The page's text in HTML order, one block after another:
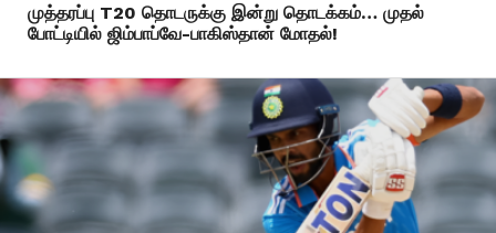
முத்தரப்பு T20 தொடருக்கு இன்று தொடக்கம்… முதல்
போட்டியில் ஜிம்பாப்வே-பாகிஸ்தான் மோதல்!